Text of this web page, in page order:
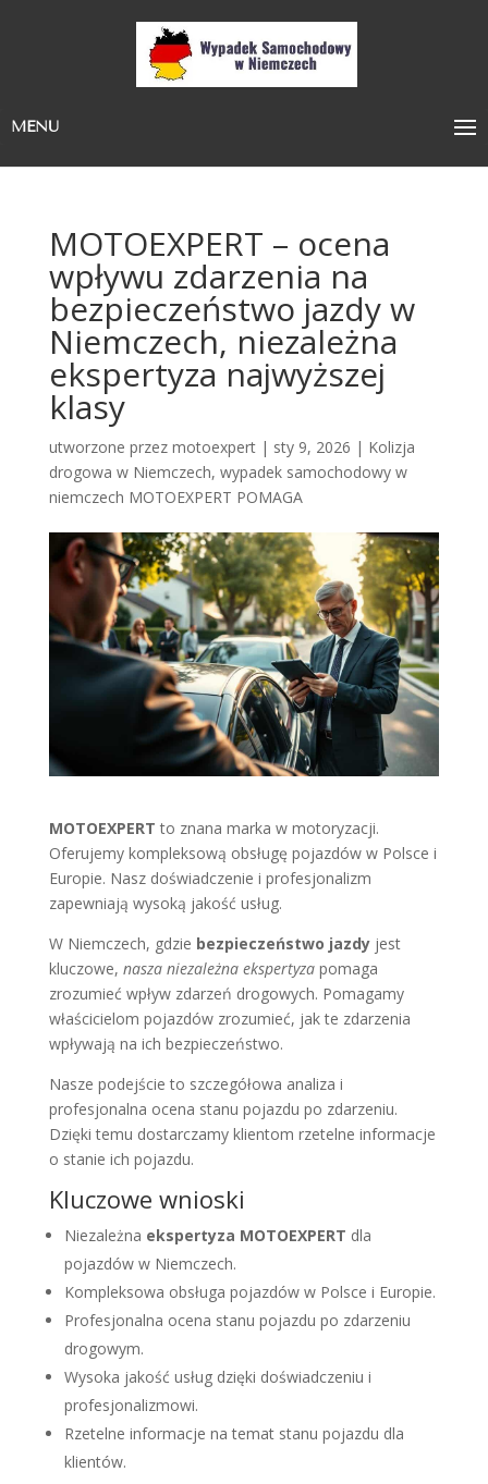
MENU
MOTOEXPERT – ocena
wpływu zdarzenia na
bezpieczeństwo jazdy w
Niemczech, niezależna
ekspertyza najwyższej
klasy
utworzone przez motoexpert| sty 9, 2026 | Kolizja
drogowa w Niemczech, wypadek samochodowy w
niemczech MOTOEXPERT POMAGA
MOTOEXPERT to znana marka w motoryzacji.
Oferujemy kompleksową obsługę pojazdów w Polsce i
Europie. Nasz doświadczenie i profesjonalizm
zapewniają wysoką jakość usług.
W Niemczech, gdzie bezpieczeństwo jazdyjest
kluczowe, nasza niezależna ekspertyzapomaga
zrozumieć wpływ zdarzeń drogowych. Pomagamy
właścicielom pojazdów zrozumieć, jak te zdarzenia
wpływają na ich bezpieczeństwo.
Nasze podejście to szczegółowa analiza i
profesjonalna ocena stanu pojazdu po zdarzeniu.
Dzięki temu dostarczamy klientom rzetelne informacje
o stanie ich pojazdu.
Kluczowe wnioski
Niezależna ekspertyza MOTOEXPERT dla
pojazdów w Niemczech.
Kompleksowa obsługa pojazdów w Polsce i Europie.
Profesjonalna ocena stanu pojazdu po zdarzeniu
drogowym.
Wysoka jakość usług dzięki doświadczeniu i
profesjonalizmowi.
Rzetelne informacje na temat stanu pojazdu dla
klientów.